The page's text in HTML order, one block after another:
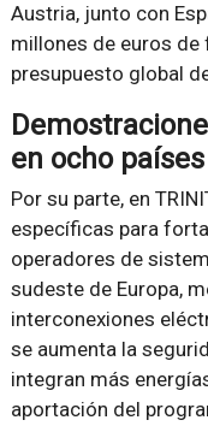
Austria, junto con
millones de euros de
presupuesto global
en ocho países
Por su parte, en
específicas para
operadores de
sudeste de Europa,
interconexiones
se aumenta la
integran más
aportación del